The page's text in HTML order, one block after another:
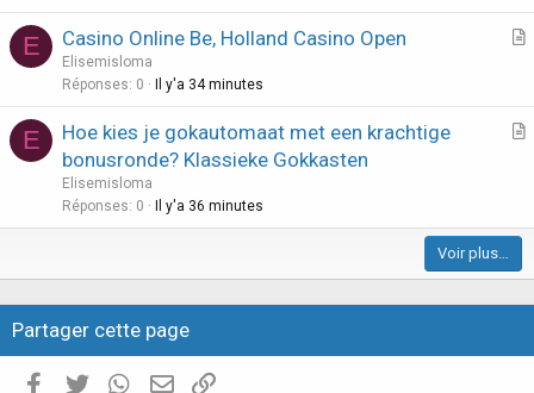
c
E
A
c
Casino Online Be, Holland Casino Open
Elisemisloma
Réponses 0 Il y'a 34 minutes
E
A
c
e
Hoe kies je gokautomaat met een krachtige
bonusronde? Klassieke Gokkasten
Elisemisloma
Réponses 0 Il y'a 36 minutes
Voir plus…
Partager cette page
Facebook
Twitter WhatsAppE-mail valide